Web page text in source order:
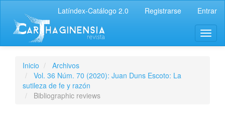
Latíndex-Catálogo 2.0 Registrarse Entrar
Inicio
Archivos
Vol. 36 Núm. 70 (2020): Juan Duns Escoto: La
sutileza de fe y razón
Bibliographic reviews